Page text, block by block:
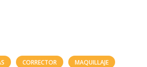
CORRECTOR MAQUILLAJE